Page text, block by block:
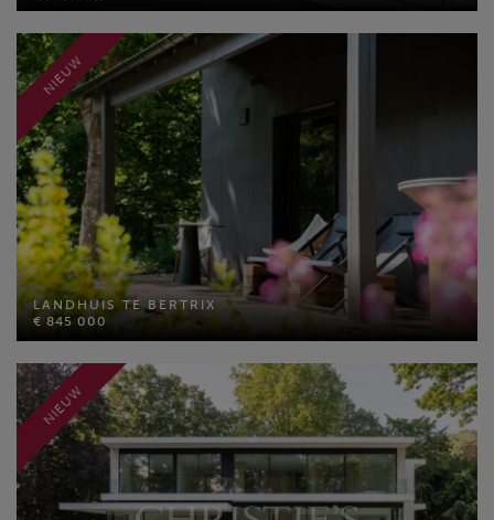
MEER INFO
LANDHUIS TE BERTRIX
€ 845 000
NIEUW
LANDHUIS TE BERTRIX
€ 845 000
Bewoonbare opp: 36 m²
MEER INFO
NIEUW